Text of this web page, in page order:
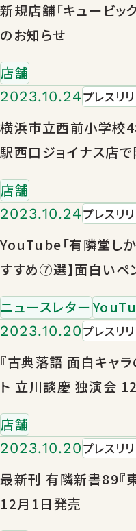
新規店舗「キュービッ
のお知らせ
店舗
2023.10.24プレスリ
横浜市立西前小学校
駅西口ジョイナス店
店舗
2023.10.24プレスリ
YouTube「有隣堂し
すすめ⑦選】面白い
らせ
ニュースレター
2023.10.20プレスリ
『古典落語 面白キャ
ト 立川談慶 独演会
開催 大ネタ「芝浜」を
店舗
2023.10.20プレスリ
最新刊 有隣新書89『
12月1日発売